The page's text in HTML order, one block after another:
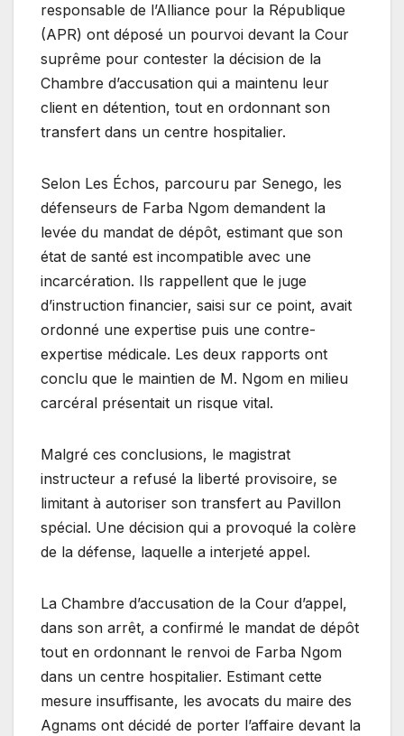
responsable de l’Alliance pour la République
(APR) ont déposé un pourvoi devant la Cour
suprême pour contester la décision de la
Chambre d’accusation qui a maintenu leur
client en détention, tout en ordonnant son
transfert dans un centre hospitalier.
Selon Les Échos, parcouru par Senego, les
défenseurs de Farba Ngom demandent la
levée du mandat de dépôt, estimant que son
état de santé est incompatible avec une
incarcération. Ils rappellent que le juge
d’instruction financier, saisi sur ce point, avait
ordonné une expertise puis une contre-
expertise médicale. Les deux rapports ont
conclu que le maintien de M. Ngom en milieu
carcéral présentait un risque vital.
Malgré ces conclusions, le magistrat
instructeur a refusé la liberté provisoire, se
limitant à autoriser son transfert au Pavillon
spécial. Une décision qui a provoqué la colère
de la défense, laquelle a interjeté appel.
La Chambre d’accusation de la Cour d’appel,
dans son arrêt, a confirmé le mandat de dépôt
tout en ordonnant le renvoi de Farba Ngom
dans un centre hospitalier. Estimant cette
mesure insuffisante, les avocats du maire des
Agnams ont décidé de porter l’affaire devant la